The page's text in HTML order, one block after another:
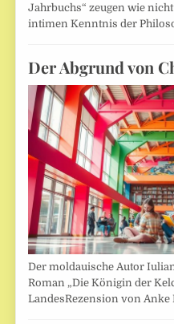
Jahrbuchs“ zeugen wie
intimen Kenntnis der
Der Abgrund von
Der moldauische Autor
Roman „Die Königin der
LandesRezension von